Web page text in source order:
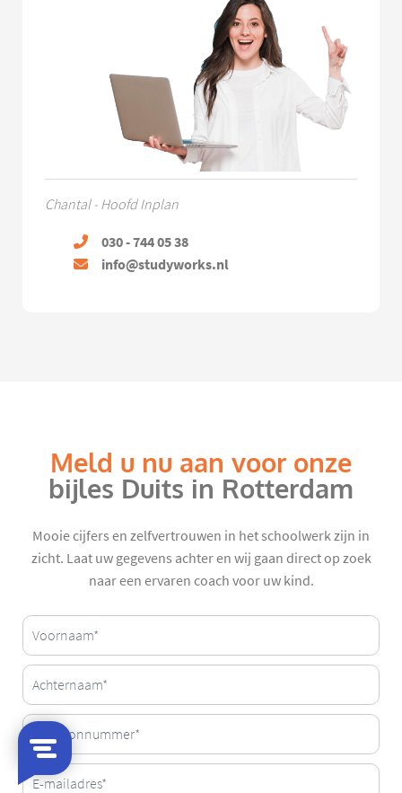
Chantal - Hoofd Inplan
030 - 744 05 38
info@studyworks.nl
Meld u nu aan voor onze
bijles Duits in Rotterdam
Mooie cijfers en zelfvertrouwen in het schoolwerk zijn in
zicht. Laat uw gegevens achter en wij gaan direct op zoek
naar een ervaren coach voor uw kind.